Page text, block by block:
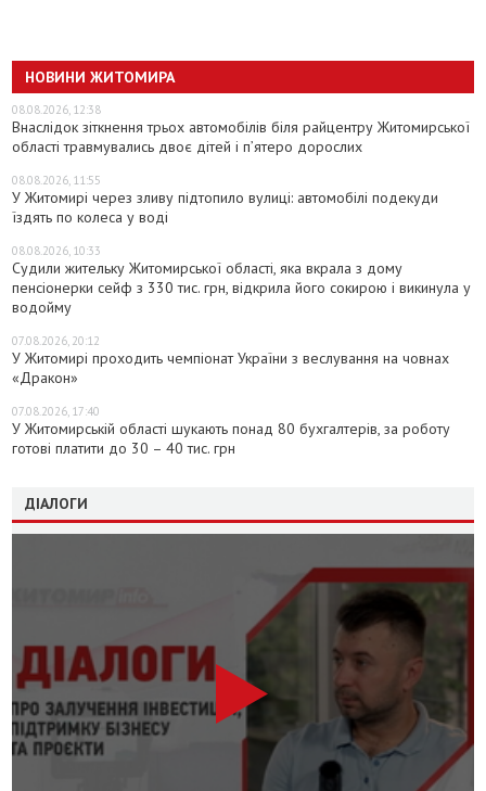
НОВИНИ ЖИТОМИРА
08.08.2026, 12:38
Внаслідок зіткнення трьох автомобілів біля райцентру Житомирської
області травмувались двоє дітей і пʼятеро дорослих
08.08.2026, 11:55
У Житомирі через зливу підтопило вулиці: автомобілі подекуди
їздять по колеса у воді
08.08.2026, 10:33
Судили жительку Житомирської області, яка вкрала з дому
пенсіонерки сейф з 330 тис. грн, відкрила його сокирою і викинула у
водойму
07.08.2026, 20:12
У Житомирі проходить чемпіонат України з веслування на човнах
«Дракон»
07.08.2026, 17:40
У Житомирській області шукають понад 80 бухгалтерів, за роботу
готові платити до 30 – 40 тис. грн
ДІАЛОГИ